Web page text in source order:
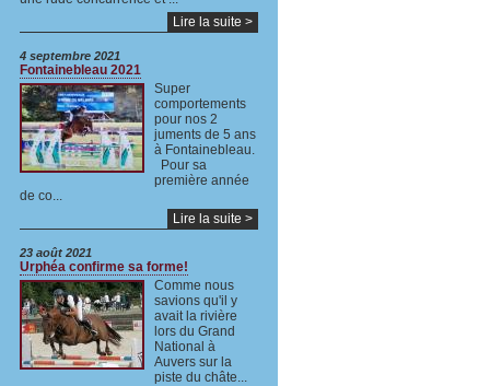
Lire la suite >
4 septembre 2021
Fontainebleau 2021
Super
comportements
pour nos 2
juments de 5 ans
à Fontainebleau.
Pour sa
première année
de co...
Lire la suite >
23 août 2021
Urphéa confirme sa forme!
Comme nous
savions qu'il y
avait la rivière
lors du Grand
National à
Auvers sur la
piste du châte...